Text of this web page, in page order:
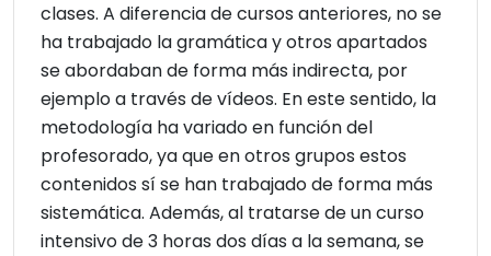
clases. A diferencia de cursos anteriores, no se
ha trabajado la gramática y otros apartados
se abordaban de forma más indirecta, por
ejemplo a través de vídeos. En este sentido, la
metodología ha variado en función del
profesorado, ya que en otros grupos estos
contenidos sí se han trabajado de forma más
sistemática. Además, al tratarse de un curso
intensivo de 3 horas dos días a la semana, se